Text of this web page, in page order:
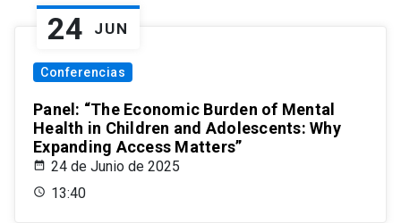
24 JUN
Conferencias
Panel: “The Economic Burden of Mental
Health in Children and Adolescents: Why
Expanding Access Matters”
24 de Junio de 2025
13:40